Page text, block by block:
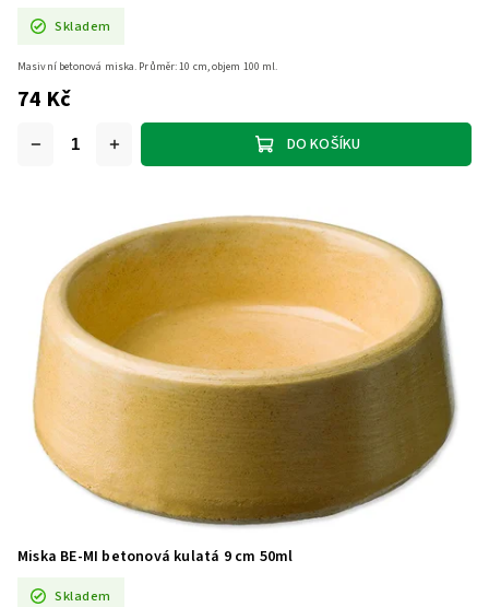
Skladem
74 Kč
DO KOŠÍKU
Masivní betonová miska. Průměr: 10 cm, objem 100 ml.
Miska BE-MI betonová kulatá 9 cm 50ml
Skladem